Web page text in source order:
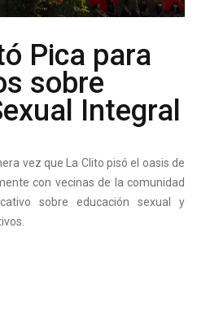
Pica para
sobre
Integral
vez que La Clito pisó el oasis de
con vecinas de la comunidad
sobre educación sexual y